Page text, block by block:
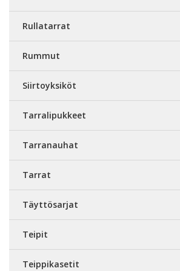
Rullatarrat
Rummut
Siirtoyksiköt
Tarralipukkeet
Tarranauhat
Tarrat
Täyttösarjat
Teipit
Teippikasetit